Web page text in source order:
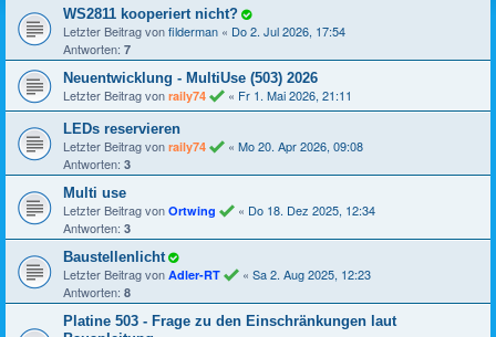
WS2811 kooperiert nicht?
Letzter Beitrag vonfilderman « Do 2. Jul 2026, 17:54
Antworten: 7
Neuentwicklung - MultiUse (503) 2026
Letzter Beitrag von raily74 « Fr 1. Mai 2026, 21:11
LEDs reservieren
Letzter Beitrag von raily74 « Mo 20. Apr 2026, 09:08
Antworten: 3
Multi use
Letzter Beitrag von Ortwing « Do 18. Dez 2025, 12:34
Antworten: 3
Baustellenlicht
Letzter Beitrag von Adler-RT « Sa 2. Aug 2025, 12:23
Antworten: 8
Platine 503 - Frage zu den Einschränkungen laut